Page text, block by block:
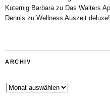
Kuternig Barbara zu Das Walters
Dennis zu Wellness Auszeit
ARCHIV
Archiv